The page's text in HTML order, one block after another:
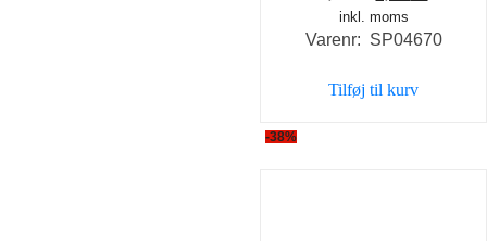
oprindelige
pris
8,00 kr..
pris
inkl. moms
Varenr: SP04670
Tilføj til kurv
-38%